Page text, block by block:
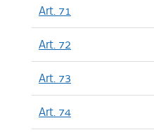
Art. 71
Art. 72
Art. 73
Art. 74